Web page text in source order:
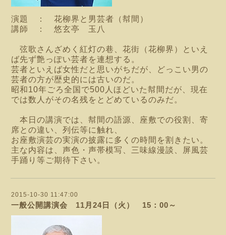
演題 ： 花柳界と男芸者（幇間）
講師 ： 悠玄亭 玉八
弦歌さんざめく紅灯の巷、花街（花柳界）といえ
ば先ず艶っぽい芸者を連想する。
芸者といえば女性だと思いがちだが、どっこい男の
芸者の方が歴史的には古いのだ。
昭和10年ごろ全国で500人ほどいた幇間だが、現在
では数人がその名残をとどめているのみだ。
本日の講演では、幇間の語源、座敷での役割、寄
席との違い、列伝等に触れ、
お座敷演芸の実演の披露に多くの時間を割きたい。
主な内容は、声色・声帯模写、三味線漫談、屏風芸
手踊り等ご期待下さい。
2015-10-30 11:47:00
一般公開講演会 11月24日（火） 15：00～